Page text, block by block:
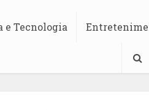
e Tecnologia